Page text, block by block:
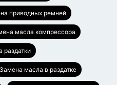
приводных ремней
масла компрессора
раздатки
Замена масла в раздатке